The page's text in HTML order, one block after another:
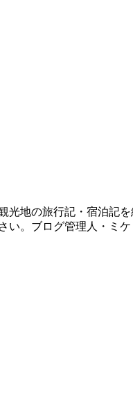
地の旅行記・宿泊記
い。ブログ管理人・ミケ